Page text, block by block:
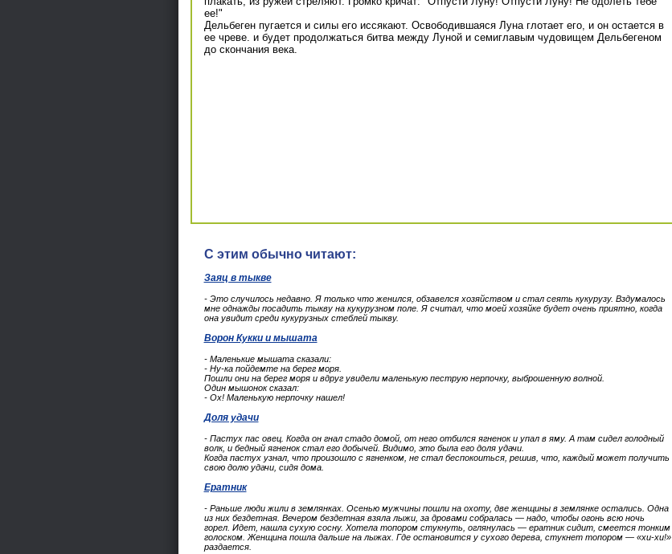
ее!"
Дельбеген пугается и силы его иссякают. Освободившаяся Луна глотает его, и он остается в
ее чреве. и будет продолжаться битва между Луной и семиглавым чудовищем Дельбегеном
до скончания века.
С этим обычно читают:
Заяц в тыкве
- Это случилось недавно. Я только что женился, обзавелся хозяйством и стал сеять кукурузу. Вздумалось
мне однажды посадить тыкву на кукурузном поле. Я считал, что моей хозяйке будет очень приятно, когда
она увидит среди кукурузных стеблей тыкву.
Ворон Кукки и мышата
- Маленькие мышата сказали:
- Ну-ка пойдемте на берег моря.
Пошли они на берег моря и вдруг увидели маленькую пеструю нерпочку, выброшенную волной.
Один мышонок сказал:
- Ох! Маленькую нерпочку нашел!
Доля удачи
- Пастух пас овец. Когда он гнал стадо домой, от него отбился ягненок и упал в яму. А там сидел голодный
волк, и бедный ягненок стал его добычей. Видимо, это была его доля удачи.
Когда пастух узнал, что произошло с ягненком, не стал беспокоиться, решив, что, каждый может получить
свою долю удачи, сидя дома.
Ератник
- Раньше люди жили в землянках. Осенью мужчины пошли на охоту, две женщины в землянке остались. Одна
из них бездетная. Вечером бездетная взяла лыжи, за дровами собралась — надо, чтобы огонь всю ночь
горел. Идет, нашла сухую сосну. Хотела топором стукнуть, оглянулась — ератник сидит, смеется тонким
голоском. Женщина пошла дальше на лыжах. Где остановится у сухого дерева, стукнет топором — «хи-хи!»
раздается.